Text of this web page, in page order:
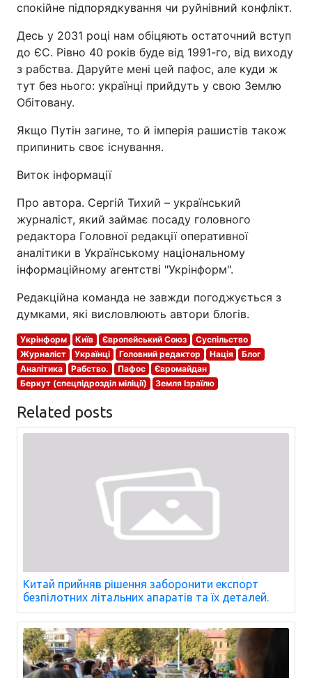
спокійне підпорядкування чи руйнівний конфлікт.
Десь у 2031 році нам обіцяють остаточний вступ
до ЄС. Рівно 40 років буде від 1991-го, від виходу
з рабства. Даруйте мені цей пафос, але куди ж
тут без нього: українці прийдуть у свою Землю
Обітовану.
Якщо Путін загине, то й імперія рашистів також
припинить своє існування.
Виток інформації
Про автора. Сергій Тихий – український
журналіст, який займає посаду головного
редактора Головної редакції оперативної
аналітики в Українському національному
інформаційному агентстві "Укрінформ".
Редакційна команда не завжди погоджується з
думками, які висловлюють автори блогів.
Укрінформ Київ Європейський Союз
Суспільство
Журналіст
Українці Головний редактор Нація
Блог
Аналітика
Рабство. Пафос
Євромайдан
Беркут (спецпідрозділ міліції)
Земля Ізраїлю
Related posts
Китай прийняв рішення заборонити експорт
безпілотних літальних апаратів та їх деталей.